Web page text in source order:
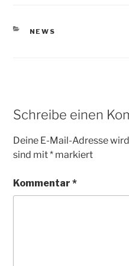
KATEGORIEN
NEWS
Schreibe einen
Deine E-Mail-Adresse
sind mit* markiert
Kommentar *